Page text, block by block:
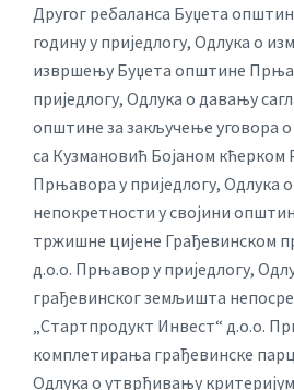
Другог ребаланса Буџета
годину у приједлогу, Одлука о
извршењу Буџета општине
приједлогу, Одлука о давању
општине за закључење уговора
са Кузмановић Бојаном кћерком
Прњавора у приједлогу, Одлука
непокретности у својини
тржишне цијене Грађевинском
д.о.о. Прњавор у приједлогу,
грађевинског земљишта
„Стартпродукт Инвест“ д.о.о.
комплетирања грађевинске
Одлука о утврђивању